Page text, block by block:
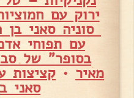
ירוק עם
סוניה סאני בן
עם תפוחי
בסופר" של
מאיר • קציצות
סאני